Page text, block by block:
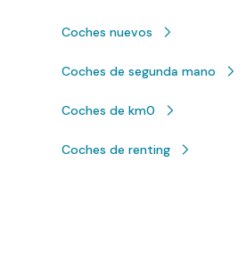
Coches nuevos
Coches de segunda mano
Coches de km0
Coches de renting